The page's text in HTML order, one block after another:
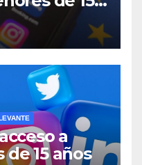
sociales
a
15 años